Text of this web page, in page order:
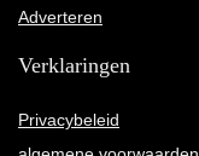
Adverteren
Verklaringen
Privacybeleid